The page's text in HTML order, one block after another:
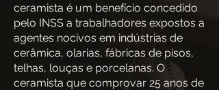
ceramista é um benefício concedido
pelo INSS a trabalhadores expostos a
agentes nocivos em indústrias de
cerâmica, olarias, fábricas de pisos,
telhas, louças e porcelanas. O
ceramista que comprovar 25 anos de